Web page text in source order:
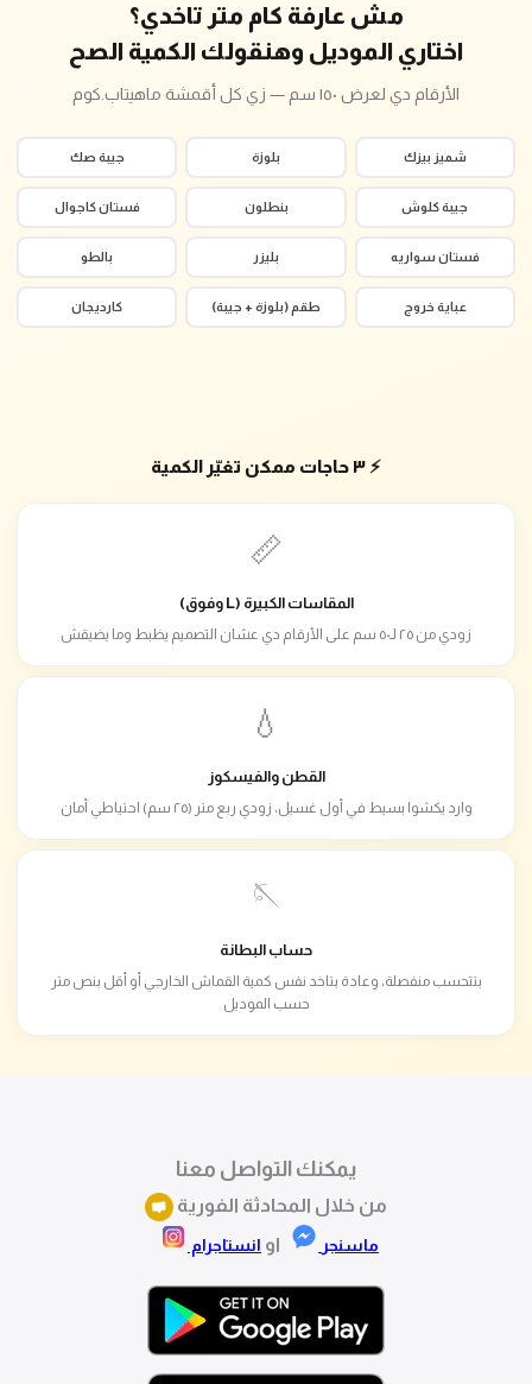
مش عارفة كام متر تاخدي؟
اختاري الموديل وهنقولك الكمية الصح
الأرقام دي لعرض ١٥٠ سم — زي كل أقمشة ماهيتاب.كوم
شميز بيزك بلوزة جيبة صك
جيبة كلوش بنطلون فستان كاجوال
فستان سواريه بليزر بالطو
عباية خروج طقم (بلوزة + جيبة) كارديجان
⚡ ٣ حاجات ممكن تغيّر الكمية
📏
المقاسات الكبيرة (L وفوق)
زودي من ٢٥ لـ٥٠ سم على الأرقام دي عشان التصميم يظبط وما يضيقش
💧
القطن والفيسكوز
وارد يكشوا بسيط في أول غسيل، زودي ربع متر (٢٥ سم) احتياطي أمان
🪡
حساب البطانة
بتتحسب منفصلة، وعادة بتاخد نفس كمية القماش الخارجي أو أقل بنص متر
حسب الموديل
يمكنك التواصل معنا
من خلال المحادثة الفورية
ماسنجر او انستاجرام